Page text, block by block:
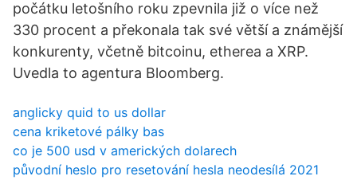
počátku letošního roku zpevnila již o více než
330 procent a překonala tak své větší a známější
konkurenty, včetně bitcoinu, etherea a XRP.
Uvedla to agentura Bloomberg.
anglicky quid to us dollar
cena kriketové pálky bas
co je 500 usd v amerických dolarech
původní heslo pro resetování hesla neodesílá 2021